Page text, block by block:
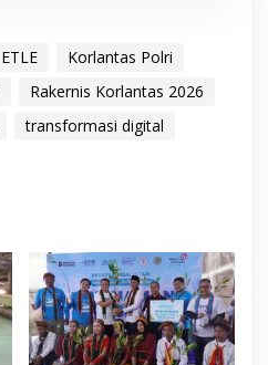
ETLE
Korlantas Polri
Rakernis Korlantas 2026
transformasi digital